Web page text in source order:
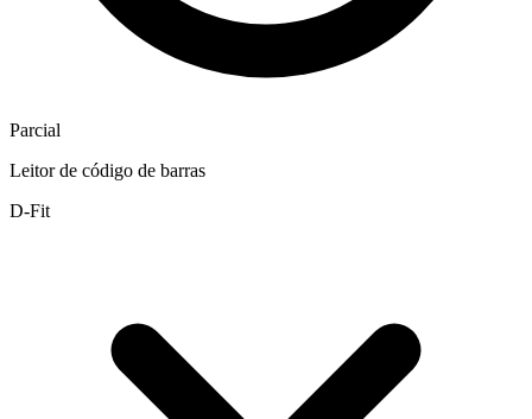
Parcial
Leitor de código de barras
D-Fit